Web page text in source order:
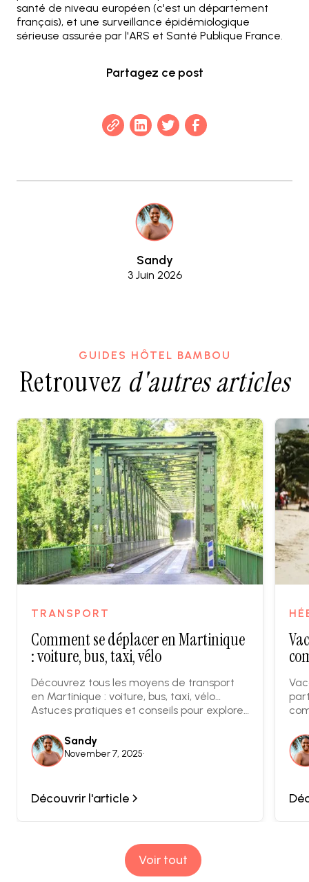
santé de niveau européen (c'est un département
français), et une surveillance épidémiologique
sérieuse assurée par l'ARS et Santé Publique France.
Partagez ce post
Sandy
3 Juin 2026
GUIDES HÔTEL BAMBOU
Retrouvez d'autres articles
TRANSPORT
Comment se déplacer en Martinique
: voiture, bus, taxi, vélo
Découvrez tous les moyens de transport
en Martinique : voiture, bus, taxi, vélo…
Astuces pratiques et conseils pour explorer
budget.Sandy
November 7, 2025•
Découvrir l'article
Voir tout